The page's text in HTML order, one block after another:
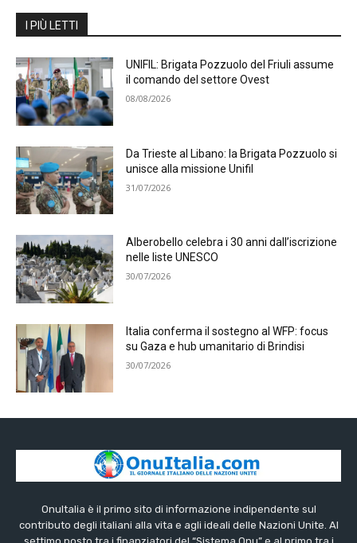
I PIÙ LETTI
UNIFIL: Brigata Pozzuolo del Friuli assume
il comando del settore Ovest
08/08/2026
Da Trieste al Libano: la Brigata Pozzuolo si
unisce alla missione Unifil
31/07/2026
Alberobello celebra i 30 anni dall’iscrizione
nelle liste UNESCO
30/07/2026
Italia conferma il sostegno al WFP: focus
su Gaza e hub umanitario di Brindisi
30/07/2026
OnuItalia è il primo sito di informazione indipendente sul
contributo degli italiani alla vita e agli ideali delle Nazioni Unite. Al